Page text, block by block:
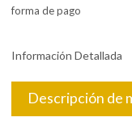
forma de pago
Información Detallada
Descripción de